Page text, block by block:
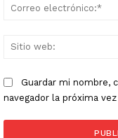
Guardar mi nombre,
navegador la próxima